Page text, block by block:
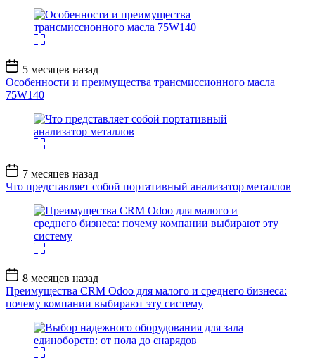
Дата
записи
5 месяцев назад
Особенности и преимущества трансмиссионного масла
75W140
Дата
записи
7 месяцев назад
Что представляет собой портативный анализатор металлов
Дата
записи
8 месяцев назад
Преимущества CRM Odoo для малого и среднего бизнеса:
почему компании выбирают эту систему